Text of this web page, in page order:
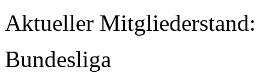
Aktueller
Bundesliga